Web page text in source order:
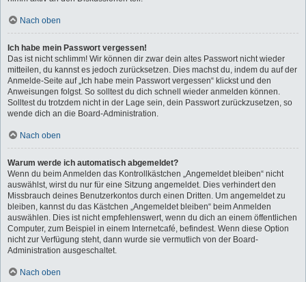
Nach oben
Ich habe mein Passwort vergessen!
Das ist nicht schlimm! Wir können dir zwar dein altes Passwort nicht wieder
mitteilen, du kannst es jedoch zurücksetzen. Dies machst du, indem du auf der
Anmelde-Seite auf „Ich habe mein Passwort vergessen“ klickst und den
Anweisungen folgst. So solltest du dich schnell wieder anmelden können.
Solltest du trotzdem nicht in der Lage sein, dein Passwort zurückzusetzen, so
wende dich an die Board-Administration.
Nach oben
Warum werde ich automatisch abgemeldet?
Wenn du beim Anmelden das Kontrollkästchen „Angemeldet bleiben“ nicht
auswählst, wirst du nur für eine Sitzung angemeldet. Dies verhindert den
Missbrauch deines Benutzerkontos durch einen Dritten. Um angemeldet zu
bleiben, kannst du das Kästchen „Angemeldet bleiben“ beim Anmelden
auswählen. Dies ist nicht empfehlenswert, wenn du dich an einem öffentlichen
Computer, zum Beispiel in einem Internetcafé, befindest. Wenn diese Option
nicht zur Verfügung steht, dann wurde sie vermutlich von der Board-
Administration ausgeschaltet.
Nach oben